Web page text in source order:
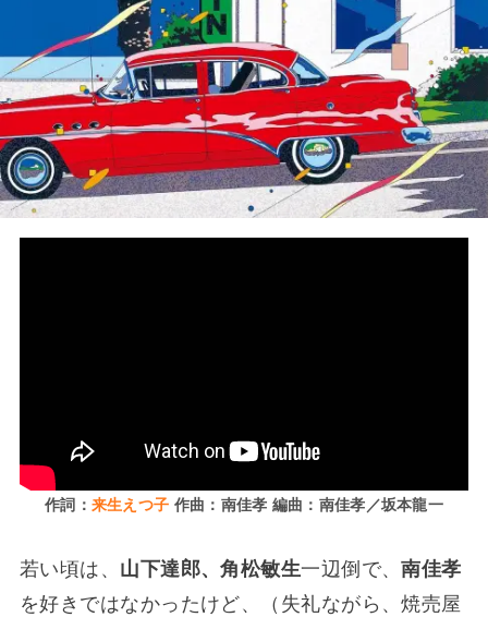
作詞： 来生えつ子 作曲：南佳孝 編曲：南佳孝／坂本龍一
若い頃は、 山下達郎、角松敏生一辺倒で、南佳孝
を好きではなかったけど、（失礼ながら、焼売屋